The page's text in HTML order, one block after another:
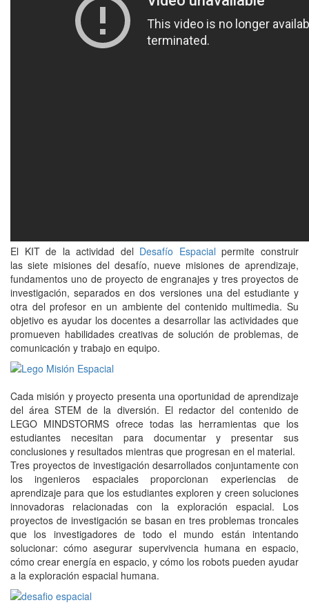
El KIT de la actividad del Desafío Espacial permite construir
las siete misiones del desafío, nueve misiones de aprendizaje,
fundamentos uno de proyecto de engranajes y tres proyectos de
investigación, separados en dos versiones una del estudiante y
otra del profesor en un ambiente del contenido multimedia. Su
objetivo es ayudar los docentes a desarrollar las actividades que
promueven habilidades creativas de solución de problemas, de
comunicación y trabajo en equipo.
Cada misión y proyecto presenta una oportunidad de aprendizaje
del área STEM de la diversión. El redactor del contenido de
LEGO MINDSTORMS ofrece todas las herramientas que los
estudiantes necesitan para documentar y presentar sus
conclusiones y resultados mientras que progresan en el material.
Tres proyectos de investigación desarrollados conjuntamente con
los ingenieros espaciales proporcionan experiencias de
aprendizaje para que los estudiantes exploren y creen soluciones
innovadoras relacionadas con la exploración espacial. Los
proyectos de investigación se basan en tres problemas troncales
que los investigadores de todo el mundo están intentando
solucionar: cómo asegurar supervivencia humana en espacio,
cómo crear energía en espacio, y cómo los robots pueden ayudar
a la exploración espacial humana.